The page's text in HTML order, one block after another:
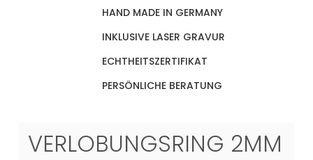
HAND MADE IN GERMANY
INKLUSIVE LASER GRAVUR
ECHTHEITSZERTIFIKAT
PERSÖNLICHE BERATUNG
VERLOBUNGSRING 2MM